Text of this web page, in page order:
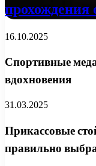
прохождения
16.10.2025
Спортивные
вдохновения
31.03.2025
Прикассовые
правильно